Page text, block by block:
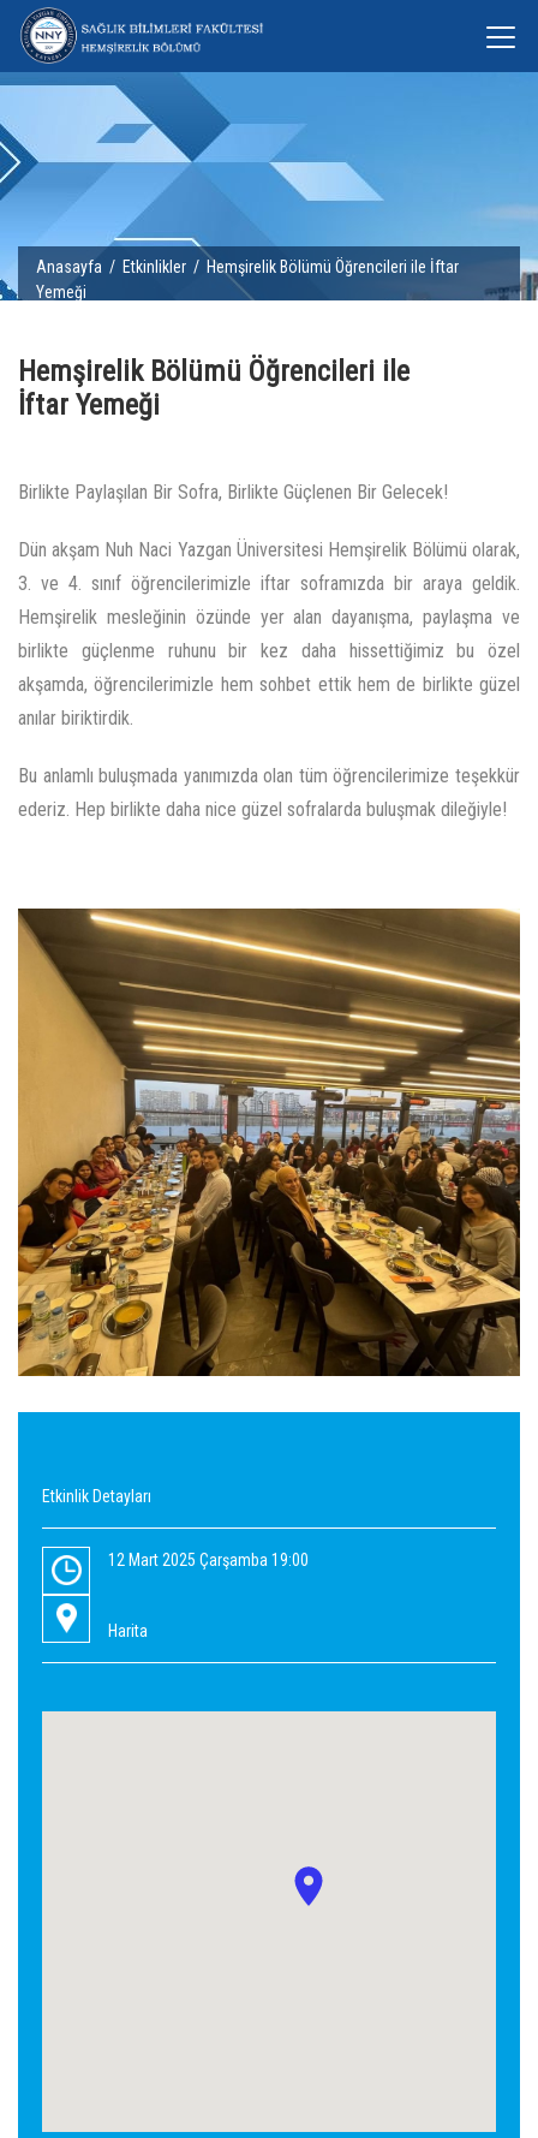
Anasayfa / Etkinlikler / Hemşirelik Bölümü Öğrencileri ile İftar
Yemeği
Hemşirelik Bölümü Öğrencileri ile
İftar Yemeği
Birlikte Paylaşılan Bir Sofra, Birlikte Güçlenen Bir Gelecek!
Dün akşam Nuh Naci Yazgan Üniversitesi Hemşirelik Bölümü olarak,
3. ve 4. sınıf öğrencilerimizle iftar soframızda bir araya geldik.
Hemşirelik mesleğinin özünde yer alan dayanışma, paylaşma ve
birlikte güçlenme ruhunu bir kez daha hissettiğimiz bu özel
akşamda, öğrencilerimizle hem sohbet ettik hem de birlikte güzel
anılar biriktirdik.
Bu anlamlı buluşmada yanımızda olan tüm öğrencilerimize teşekkür
ederiz. Hep birlikte daha nice güzel sofralarda buluşmak dileğiyle!
Etkinlik Detayları
12 Mart 2025 Çarşamba 19:00
Harita